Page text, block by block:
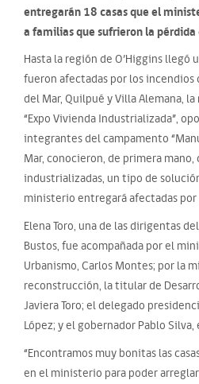
entregarán 18 casas que el
a familias que sufrieron la pérdida
Hasta la región de O’Higgins llegó
fueron afectadas por los incendios
del Mar, Quilpué y Villa Alemana,
“Expo Vivienda Industrializada”,
integrantes del campamento
Mar, conocieron, de primera mano,
industrializadas, un tipo de
ministerio entregará afectadas por
Elena Toro, una de las dirigentas
Bustos, fue acompañada por el
Urbanismo, Carlos Montes; por la
reconstrucción, la titular de
Javiera Toro; el delegado
López; y el gobernador Pablo Silva,
“Encontramos muy bonitas las
en el ministerio para poder